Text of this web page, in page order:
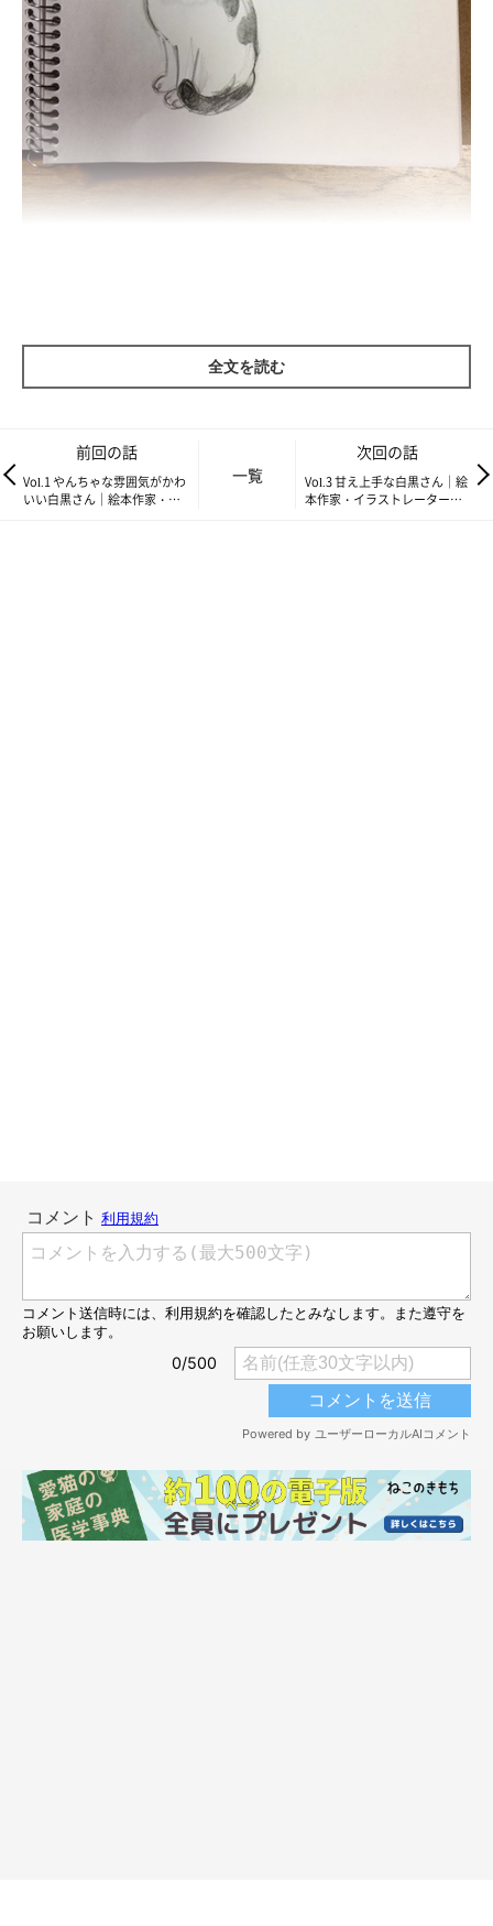
全文を読む
前回の話
Vol.1 やんちゃな雰囲気がかわ
いい白黒さん｜絵本作家・イ
一覧
次回の話
Vol.3 甘え上手な白黒さん｜絵
本作家・イラストレーターさ